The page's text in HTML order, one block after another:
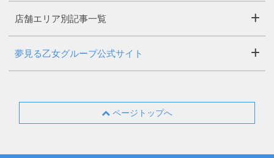
店舗エリア別記事一覧
夢見る乙女グループ公式サイト
ページトップへ